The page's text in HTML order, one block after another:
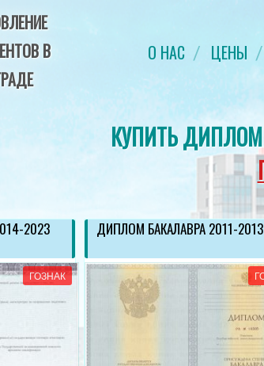
В
О НАС ЦЕНЫ
КУПИТЬ
2023
ГОЗНАК
ДИПЛОМ БАКАЛАВРА 2011-